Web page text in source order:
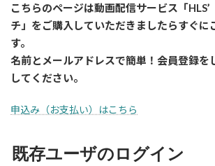
こちらのページは動画配信サービス「HLS’
チ」をご購入していただきましたらすぐに
す。
名前とメールアドレスで簡単！会員登録を
してください。
申込み（お支払い）はこちら
既存ユーザのログイン